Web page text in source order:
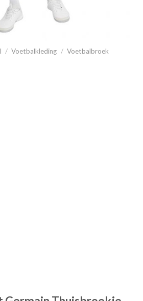
/ Voetbalkleding / Voetbalbroek